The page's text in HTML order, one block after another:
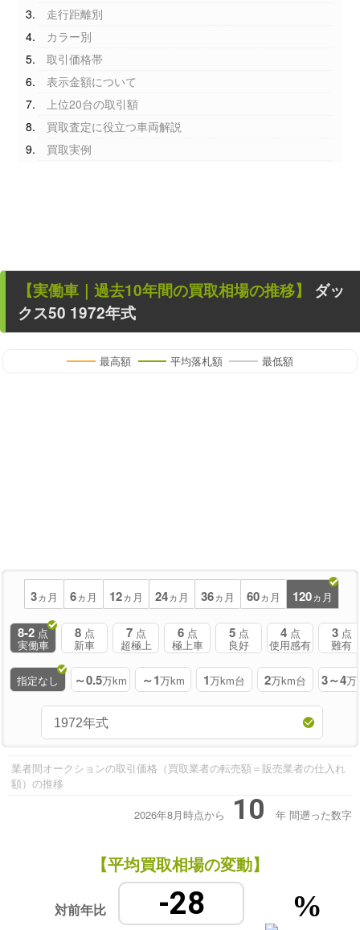
走行距離別
カラー別
取引価格帯
表示金額について
上位20台の取引額
買取査定に役立つ車両解説
買取実例
【実働車 ｜過去10年間の買取相場の推移】 ダッ
クス50 1972年式
最高額 平均落札額 最低額
3ヵ月 6ヵ月 12ヵ月 24ヵ月 36ヵ月 60ヵ月 120ヵ月
8-2 点
実働車
8 点
新車
7 点
超極上
6 点
極上車
5 点
良好
4 点
使用感有
3 点
難有
指定なし ～0.5万km ～1万km 1万km台 2万km台 3～4万
業者間オークションの取引価格（買取業者の転売額＝販売業者の仕入れ
額）の推移
2026年8月時点から 10 年 間遡った数字
【平均買取相場の変動】
対前年比 -28 %